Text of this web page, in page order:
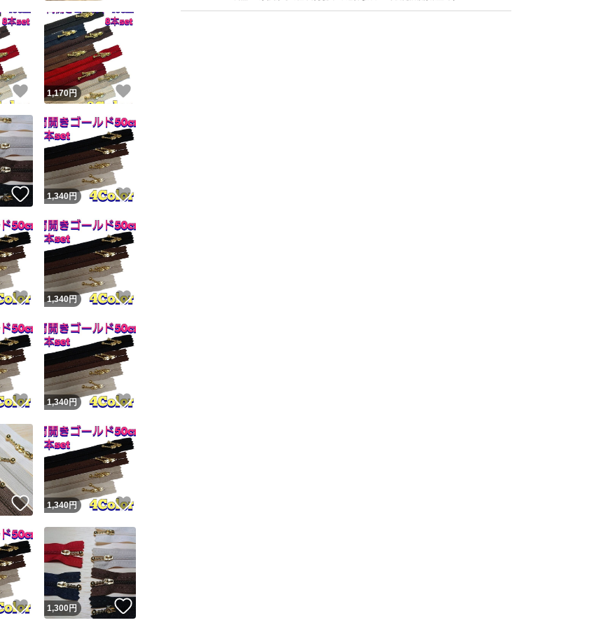
ユーザーの実績について
た一定の基準を満たしたユーザーにバッジを付与しています
Yahoo!フリマの基準をクリアした安心・安全なユーザーです
このユーザーはYahoo!フリマの取引を完了させた実績があります
◯+ このユーザーは他フリマサービスでの取引実績があります
基づく表示であり、発送を保証しているものではありません
発送
このユーザーは高頻度で24時間以内＆設定した発送日数内に発送してい
ます
このユーザーは高頻度で24時間以内に発送しています
このユーザーは設定した発送日数内に発送しています
この商品の情報をコピーします
無断転載は禁止されています
商品につき1回です
出品ページへ
キャンセル
いいね！
1,170円
いいね！
1,340円 いいね！
いいね！
1,340円 いいね！
いいね！
1,340円 いいね！
いいね！
1,340円 いいね！
いいね！
1,300円